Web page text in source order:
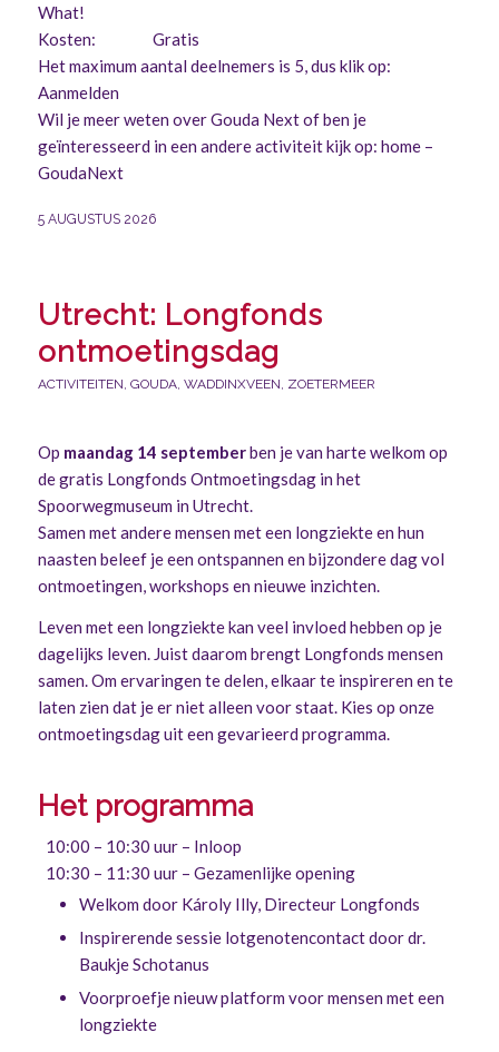
What!
Kosten: Gratis
Het maximum aantal deelnemers is 5, dus klik op:
Aanmelden
Wil je meer weten over Gouda Next of ben je
geïnteresseerd in een andere activiteit kijk op: home –
GoudaNext
5 AUGUSTUS 2026
Utrecht: Longfonds
ontmoetingsdag
ACTIVITEITEN GOUDA, WADDINXVEEN ZOETERMEER
Op maandag 14 septemberben je van harte welkom op
de gratis Longfonds Ontmoetingsdag in het
Spoorwegmuseum in Utrecht.
Samen met andere mensen met een longziekte en hun
naasten beleef je een ontspannen en bijzondere dag vol
ontmoetingen, workshops en nieuwe inzichten.
Leven met een longziekte kan veel invloed hebben op je
dagelijks leven. Juist daarom brengt Longfonds mensen
samen. Om ervaringen te delen, elkaar te inspireren en te
laten zien dat je er niet alleen voor staat. Kies op onze
ontmoetingsdag uit een gevarieerd programma.
Het programma
10:00 – 10:30 uur – Inloop
10:30 – 11:30 uur – Gezamenlijke opening
Welkom door Károly Illy, Directeur Longfonds
Inspirerende sessie lotgenotencontact door dr.
Baukje Schotanus
Voorproefje nieuw platform voor mensen met een
longziekte